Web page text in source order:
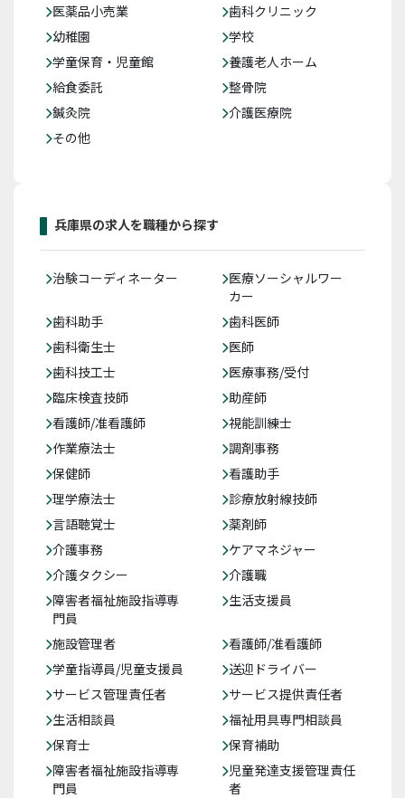
医薬品小売業
歯科クリニック
幼稚園
学校
学童保育・児童館
養護老人ホーム
給食委託
整骨院
鍼灸院
介護医療院
その他
兵庫県の求人を職種から探す
治験コーディネーター
医療ソーシャルワー
カー
歯科助手
歯科医師
歯科衛生士
医師
歯科技工士
医療事務/受付
臨床検査技師
助産師
看護師/准看護師
視能訓練士
作業療法士
調剤事務
保健師
看護助手
理学療法士
診療放射線技師
言語聴覚士
薬剤師
介護事務
ケアマネジャー
介護タクシー
介護職
障害者福祉施設指導専
門員
生活支援員
施設管理者
看護師/准看護師
学童指導員/児童支援員
送迎ドライバー
サービス管理責任者
サービス提供責任者
生活相談員
福祉用具専門相談員
保育士
保育補助
障害者福祉施設指導専
門員
児童発達支援管理責任
者